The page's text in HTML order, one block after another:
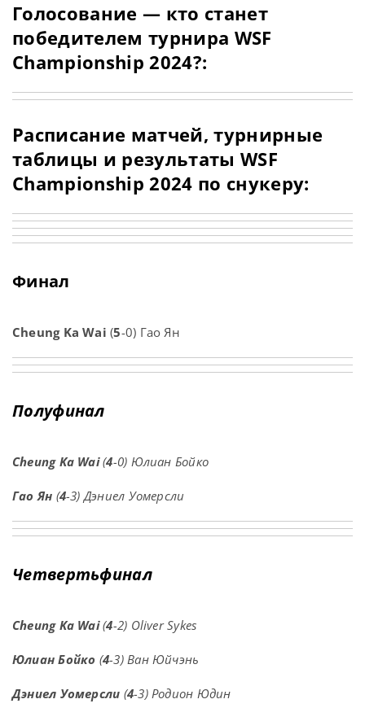
Голосование — кто станет
победителем турнира WSF
Championship 2024?:
Расписание матчей, турнирные
таблицы и результаты WSF
Championship 2024 по снукеру:
Финал
Cheung Ka Wai (5-0) Гао Ян
Полуфинал
Cheung Ka Wai(4-0) Юлиан Бойко
Гао Ян (4-3) Дэниел Уомерсли
Четвертьфинал
Cheung Ka Wai(4-2) Oliver Sykes
Юлиан Бойко (4-3) Ван Юйчэнь
Дэниел Уомерсли (4-3) Родион Юдин